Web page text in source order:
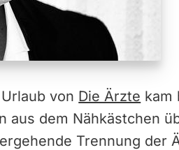
von Die Ärzte kam
aus dem Nähkästchen
Trennung der